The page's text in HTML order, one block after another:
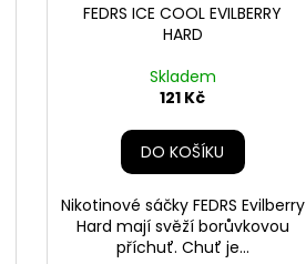
FEDRS ICE COOL EVILBERRY
HARD
Skladem
121 Kč
DO KOŠÍKU
Nikotinové sáčky FEDRS Evilberry
Hard mají svěží borůvkovou
příchuť. Chuť je...